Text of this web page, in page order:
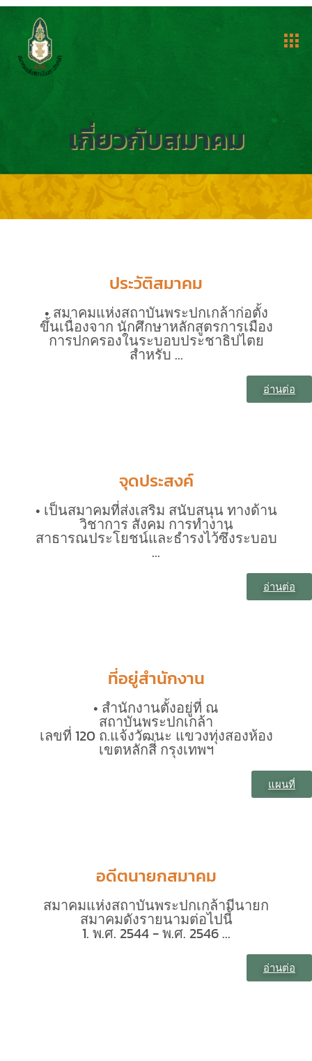
เกี่ยวกับสมาคม
ประวัติสมาคม
• สมาคมแห่งสถาบันพระปกเกล้าก่อตั้ง
ขึ้นเนื่องจาก นักศึกษาหลักสูตรการเมือง
การปกครองในระบอบประชาธิปไตย
สำหรับ ...
อ่านต่อ
จุดประสงค์
• เป็นสมาคมที่ส่งเสริม สนับสนุน ทางด้าน
วิชาการ สังคม การทำงาน
สาธารณประโยชน์และธำรงไว้ซึ่งระบอบ
...
อ่านต่อ
ที่อยู่สำนักงาน
• สำนักงานตั้งอยู่ที่ ณ
สถาบันพระปกเกล้า
เลขที่ 120 ถ.แจ้งวัฒนะ แขวงทุ่งสองห้อง
เขตหลักสี่ กรุงเทพฯ
แผนที่
อดีตนายกสมาคม
สมาคมแห่งสถาบันพระปกเกล้ามีนายก
สมาคมดังรายนามต่อไปนี้
1. พ.ศ. 2544 - พ.ศ. 2546 ...
อ่านต่อ